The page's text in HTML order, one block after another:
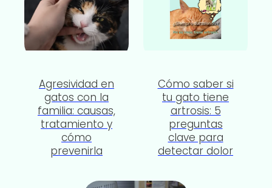
Agresividad en
gatos con la
familia: causas,
tratamiento y
cómo
prevenirla
Cómo saber si
tu gato tiene
artrosis: 5
preguntas
clave para
detectar dolor